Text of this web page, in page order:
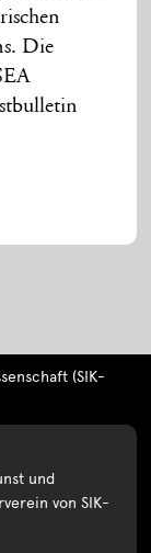
Die
(SIK-
und
von SIK-